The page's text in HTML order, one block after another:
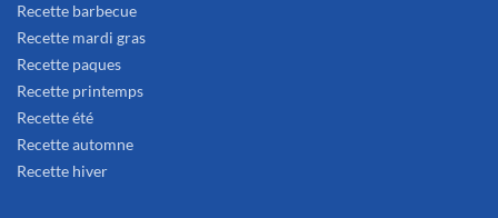
Recette barbecue
Recette mardi gras
Recette paques
Recette printemps
Recette été
Recette automne
Recette hiver